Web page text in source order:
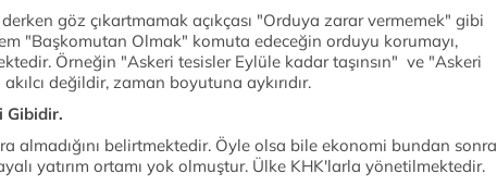
göz çıkartmamak açıkçası "Orduya zarar vermemek" gibi
"Başkomutan Olmak" komuta edeceğin orduyu korumayı,
Örneğin "Askeri tesisler Eylüle kadar taşınsın" ve "Askeri
değildir, zaman boyutuna aykırıdır.
Gibidir.
almadığını belirtmektedir. Öyle olsa bile ekonomi bundan sonra
yatırım ortamı yok olmuştur. Ülke KHK'larla yönetilmektedir.